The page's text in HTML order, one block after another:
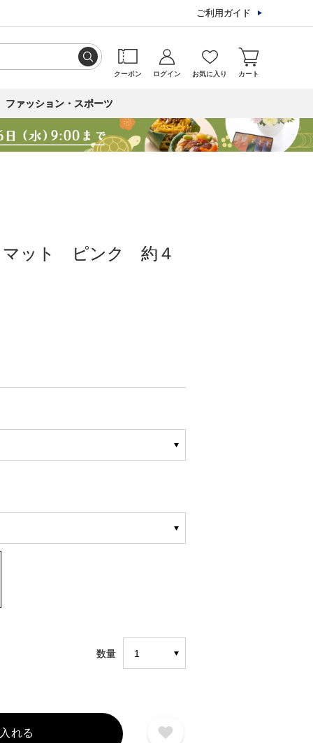
ご利用ガイド
クーポン ログイン お気に入り カート
ファッション・スポーツ
マット ピンク 約４
数量
れる